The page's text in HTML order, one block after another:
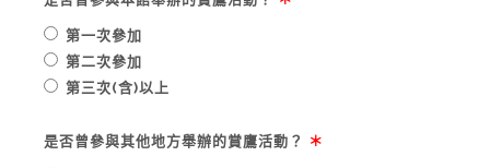
第一次參加
第二次參加
第三次(含)以上
是否曾參與其他地方舉辦的賞鷹活動？ ＊